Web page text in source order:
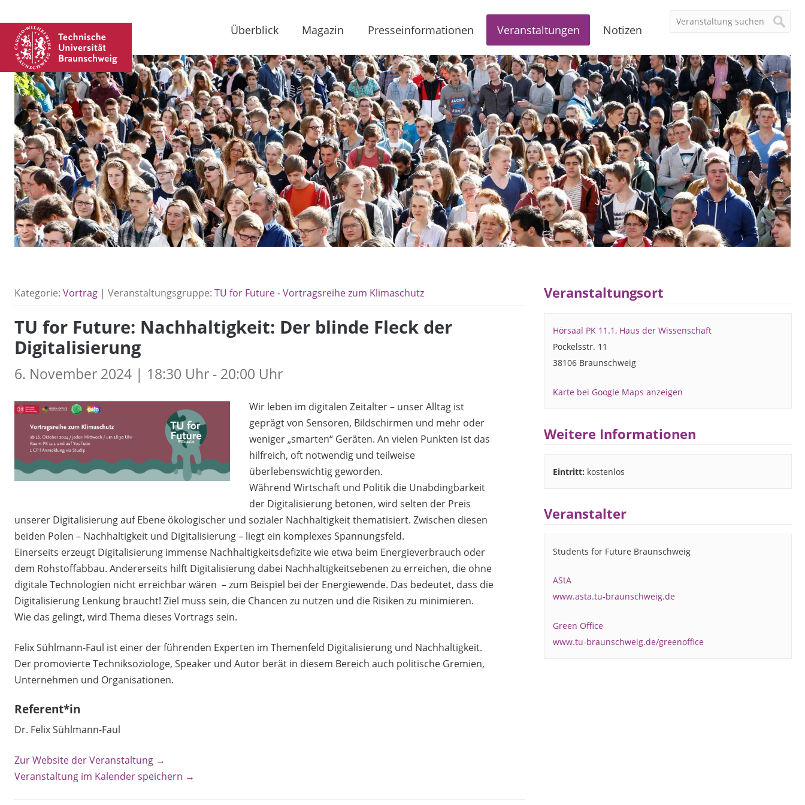
Überblick Magazin Presseinformationen Veranstaltungen Notizen
Kategorie: Vortrag | Veranstaltungsgruppe: TU for Future - Vortragsreihe zum Klimaschutz
TU for Future: Nachhaltigkeit: Der blinde Fleck der
Digitalisierung
6. November 2024 | 18:30 Uhr - 20:00 Uhr
Wir leben im digitalen Zeitalter – unser Alltag ist
geprägt von Sensoren, Bildschirmen und mehr oder
weniger „smarten“ Geräten. An vielen Punkten ist das
hilfreich, oft notwendig und teilweise
überlebenswichtig geworden.
Während Wirtschaft und Politik die Unabdingbarkeit
der Digitalisierung betonen, wird selten der Preis
unserer Digitalisierung auf Ebene ökologischer und sozialer Nachhaltigkeit thematisiert. Zwischen diesen
beiden Polen – Nachhaltigkeit und Digitalisierung – liegt ein komplexes Spannungsfeld.
Einerseits erzeugt Digitalisierung immense Nachhaltigkeitsdefizite wie etwa beim Energieverbrauch oder
dem Rohstoffabbau. Andererseits hilft Digitalisierung dabei Nachhaltigkeitsebenen zu erreichen, die ohne
digitale Technologien nicht erreichbar wären – zum Beispiel bei der Energiewende. Das bedeutet, dass die
Digitalisierung Lenkung braucht! Ziel muss sein, die Chancen zu nutzen und die Risiken zu minimieren.
Wie das gelingt, wird Thema dieses Vortrags sein.
Felix Sühlmann-Faul ist einer der führenden Experten im Themenfeld Digitalisierung und Nachhaltigkeit.
Der promovierte Techniksoziologe, Speaker und Autor berät in diesem Bereich auch politische Gremien,
Unternehmen und Organisationen.
Referent*in
Dr. Felix Sühlmann-Faul
Zur Website der Veranstaltung →
Veranstaltung im Kalender speichern →
Veranstaltungsort
Hörsaal PK 11.1, Haus der Wissenschaft
Pockelsstr. 11
38106 Braunschweig
Karte bei Google Maps anzeigen
Weitere Informationen
Eintritt: kostenlos
Veranstalter
Students for Future Braunschweig
AStA
www.asta.tu-braunschweig.de
Green Office
www.tu-braunschweig.de/greenoffice